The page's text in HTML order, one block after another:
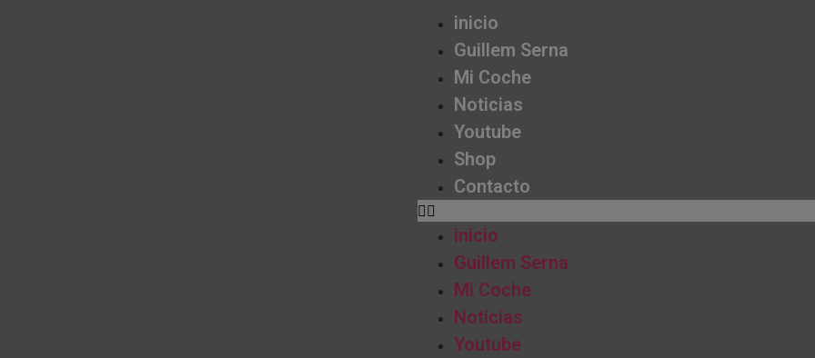
inicio
Guillem Serna
Mi Coche
Noticias
Youtube
Shop
Contacto
inicio
Guillem Serna
Mi Coche
Noticias
Youtube